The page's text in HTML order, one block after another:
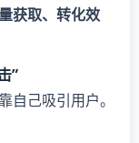
获取、转化效
”
自己吸引用户。